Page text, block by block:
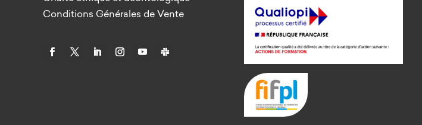
Conditions Générales de Vente